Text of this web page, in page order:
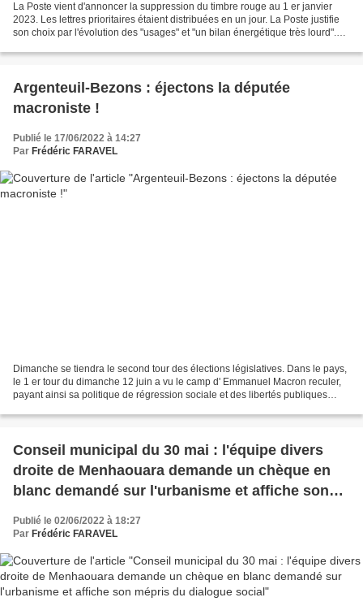
La Poste vient d'annoncer la suppression du timbre rouge au 1 er janvier
2023. Les lettres prioritaires étaient distribuées en un jour. La Poste justifie
son choix par l'évolution des "usages" et "un bilan énergétique très lourd".
Argenteuil-Bezons : éjectons la députée
macroniste !
Publié le 17/06/2022 à 14:27
Par Frédéric FARAVEL
Dimanche se tiendra le second tour des élections législatives. Dans le pays,
le 1 er tour du dimanche 12 juin a vu le camp d' Emmanuel Macron reculer,
payant ainsi sa politique de régression sociale et des libertés publiques
Conseil municipal du 30 mai : l'équipe divers
droite de Menhaouara demande un chèque en
blanc demandé sur l'urbanisme et affiche son
Publié le 02/06/2022 à 18:27
Par Frédéric FARAVEL